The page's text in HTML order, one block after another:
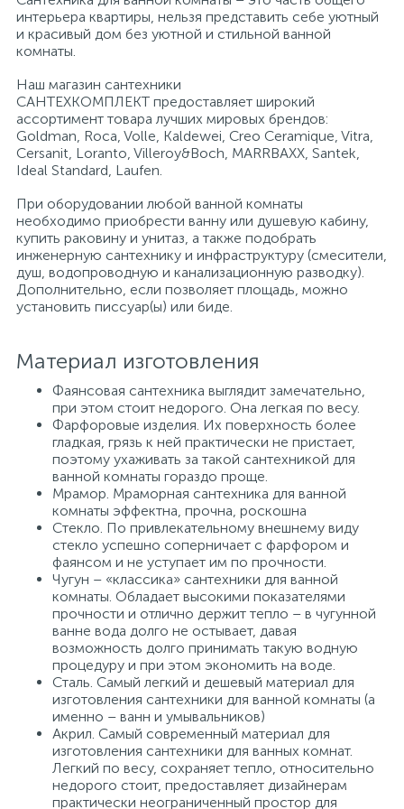
интерьера квартиры, нельзя представить себе уютный
и красивый дом без уютной и стильной ванной
комнаты.
Наш магазин сантехники
САНТЕХКОМПЛЕКТ предоставляет широкий
ассортимент товара лучших мировых брендов:
Goldman, Roca, Volle, Kaldewei, Creo Ceramique, Vitra,
Cersanit, Loranto, Villeroy&Boch, MARRBAXX, Santek,
Ideal Standard, Laufen.
При оборудовании любой ванной комнаты
необходимо приобрести ванну или душевую кабину,
купить раковину и унитаз, а также подобрать
инженерную сантехнику и инфраструктуру (смесители,
душ, водопроводную и канализационную разводку).
Дополнительно, если позволяет площадь, можно
установить писсуар(ы) или биде.
Материал изготовления
Фаянсовая сантехника выглядит замечательно,
при этом стоит недорого. Она легкая по весу.
Фарфоровые изделия. Их поверхность более
гладкая, грязь к ней практически не пристает,
поэтому ухаживать за такой сантехникой для
ванной комнаты гораздо проще.
Мрамор. Мраморная сантехника для ванной
комнаты эффектна, прочна, роскошна
Стекло. По привлекательному внешнему виду
стекло успешно соперничает с фарфором и
фаянсом и не уступает им по прочности.
Чугун – «классика» сантехники для ванной
комнаты. Обладает высокими показателями
прочности и отлично держит тепло – в чугунной
ванне вода долго не остывает, давая
возможность долго принимать такую водную
процедуру и при этом экономить на воде.
Сталь. Самый легкий и дешевый материал для
изготовления сантехники для ванной комнаты (а
именно – ванн и умывальников)
Акрил. Самый современный материал для
изготовления сантехники для ванных комнат.
Легкий по весу, сохраняет тепло, относительно
недорого стоит, предоставляет дизайнерам
практически неограниченный простор для
Полотенцесушители
Душевые трапы
Сифоны и выпуски
Аксессуары для ванной
Системы контроля протечки воды